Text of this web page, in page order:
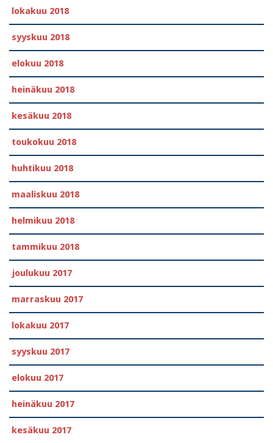
lokakuu 2018
syyskuu 2018
elokuu 2018
heinäkuu 2018
kesäkuu 2018
toukokuu 2018
huhtikuu 2018
maaliskuu 2018
helmikuu 2018
tammikuu 2018
joulukuu 2017
marraskuu 2017
lokakuu 2017
syyskuu 2017
elokuu 2017
heinäkuu 2017
kesäkuu 2017